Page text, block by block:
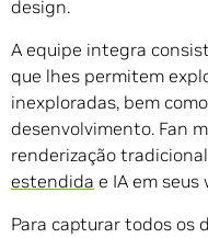
design.
A equipe integra
que lhes permitem
inexploradas, bem
desenvolvimento. Fan
renderização
estendida e IA em
Para capturar todos os